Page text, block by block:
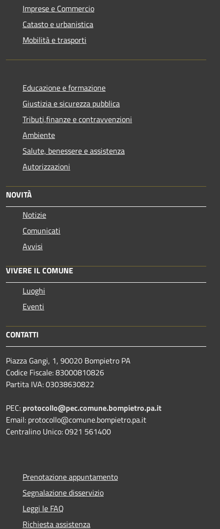
Imprese e Commercio
Catasto e urbanistica
Mobilità e trasporti
Educazione e formazione
Giustizia e sicurezza pubblica
Tributi,finanze e contravvenzioni
Ambiente
Salute, benessere e assistenza
Autorizzazioni
NOVITÀ
Notizie
Comunicati
Avvisi
VIVERE IL COMUNE
Luoghi
Eventi
CONTATTI
Piazza Gangi, 1, 90020 Bompietro PA
Codice Fiscale: 83000810826
Partita IVA: 03038630822
PEC: protocollo@pec.comune.bompietro.pa.it
Email: protocollo@comune.bompietro.pa.it
Centralino Unico: 0921 561400
Prenotazione appuntamento
Segnalazione disservizio
Leggi le FAQ
Richiesta assistenza